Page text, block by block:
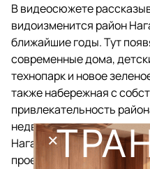
×
В видеосюжете
видоизменится район
ближайшие годы. Тут
современные дома,
технопарк и новое
также набережная с
привлекательность
недвижимости тут
Нагатино-Садовников
проект бизнес-класса на